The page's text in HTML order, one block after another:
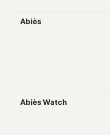
Abiès
Abiès Watch